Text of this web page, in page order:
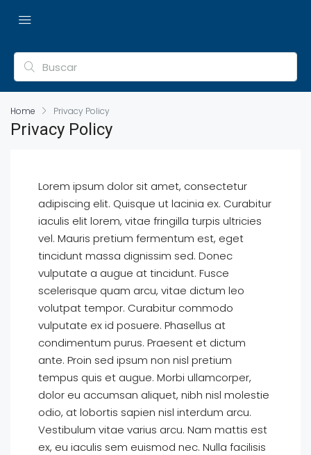
Home Privacy Policy
Privacy Policy
Lorem ipsum dolor sit amet, consectetur
adipiscing elit. Quisque ut lacinia ex. Curabitur
iaculis elit lorem, vitae fringilla turpis ultricies
vel. Mauris pretium fermentum est, eget
tincidunt massa dignissim sed. Donec
vulputate a augue at tincidunt. Fusce
scelerisque quam arcu, vitae dictum leo
volutpat tempor. Curabitur commodo
vulputate ex id posuere. Phasellus at
condimentum purus. Praesent et dictum
ante. Proin sed ipsum non nisl pretium
tempus quis et augue. Morbi ullamcorper,
dolor eu accumsan aliquet, nibh nisl molestie
odio, at lobortis sapien nisl interdum arcu.
Vestibulum vitae varius arcu. Nam mattis est
ex, eu iaculis sem euismod nec. Nulla facilisis